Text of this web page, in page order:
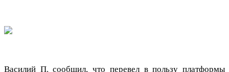
Василий П. сообщил, что перевел в пользу платформы